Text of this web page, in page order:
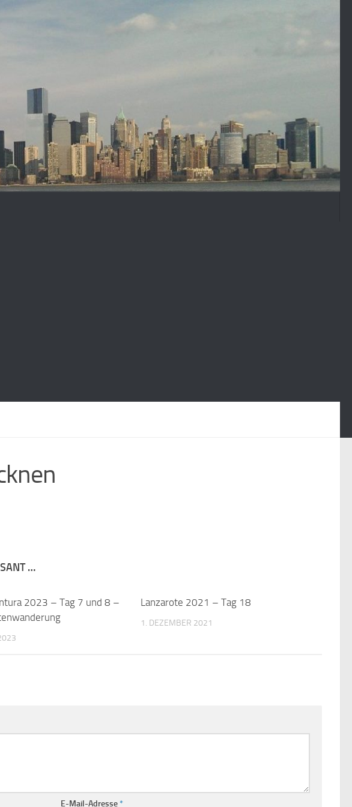
…
2023 – Tag 7 und 8 –
Lanzarote 2021 – Tag 18
1. DEZEMBER 2021
E-Mail-Adresse*